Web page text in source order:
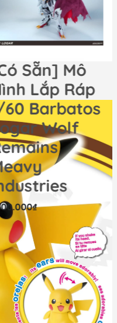
quý khách kiểm tra
lỗi có thể trao đổi trực
=>> NHẬN
MẶT HÀNG
XIN LIÊN HỆ VỚI
Shop Hotline:
#gunpla #bandai
#kshatriya
Sẵn] Mô
Lắp Ráp
60 Barbatos
Wolf